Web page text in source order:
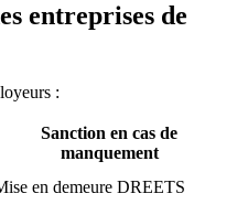
entreprises de
:
Sanction en cas de
manquement
en demeure DREETS